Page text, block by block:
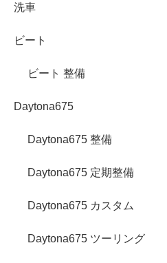
洗車
ビート
ビート 整備
Daytona675
Daytona675 整備
Daytona675 定期整備
Daytona675 カスタム
Daytona675 ツーリング